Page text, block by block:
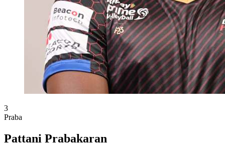
3
Praba
Pattani Prabakaran